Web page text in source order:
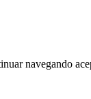
navegando